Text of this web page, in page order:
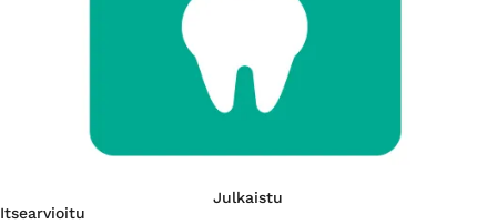
Julkaistu
Itsearvioitu